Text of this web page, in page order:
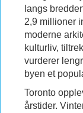
langs
2,9 millioner
moderne
kulturliv,
vurderer
byen et
Toronto
årstider.